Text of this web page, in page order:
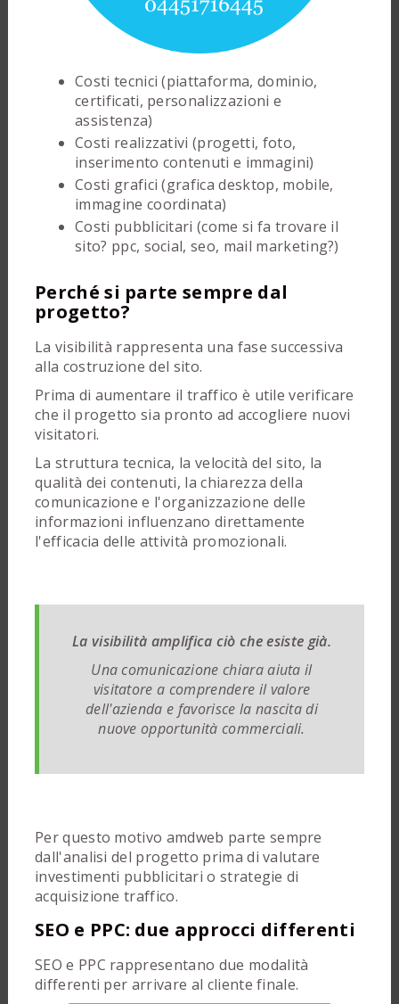
Costi tecnici (piattaforma, dominio,
certificati, personalizzazioni e
assistenza)
Costi realizzativi (progetti, foto,
inserimento contenuti e immagini)
Costi grafici (grafica desktop, mobile,
immagine coordinata)
Costi pubblicitari (come si fa trovare il
sito? ppc, social, seo, mail marketing?)
Perché si parte sempre dal
progetto?
La visibilità rappresenta una fase successiva
alla costruzione del sito.
Prima di aumentare il traffico è utile verificare
che il progetto sia pronto ad accogliere nuovi
visitatori.
La struttura tecnica, la velocità del sito, la
qualità dei contenuti, la chiarezza della
comunicazione e l'organizzazione delle
informazioni influenzano direttamente
l'efficacia delle attività promozionali.
La visibilità amplifica ciò che esiste già.
Una comunicazione chiara aiuta il
visitatore a comprendere il valore
dell'azienda e favorisce la nascita di
nuove opportunità commerciali.
Per questo motivo amdweb parte sempre
dall'analisi del progetto prima di valutare
investimenti pubblicitari o strategie di
acquisizione traffico.
SEO e PPC: due approcci differenti
SEO e PPC rappresentano due modalità
differenti per arrivare al cliente finale.